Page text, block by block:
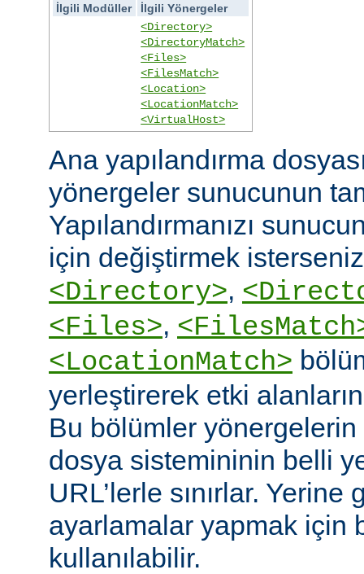
İlgili Modüller
İlgili Yönergeler
<Directory>
<DirectoryMatch>
<Files>
<FilesMatch>
<Location>
<LocationMatch>
<VirtualHost>
Ana yapılandırma
yönergeler sunucunun
Yapılandırmanızı
için değiştirmek
<Directory>,
<Files>,
<LocationMatch>
yerleştirerek etki
Bu bölümler yönergelerin
dosya sistemininin belli
URL’lerle sınırlar.
ayarlamalar yapmak için
kullanılabilir.